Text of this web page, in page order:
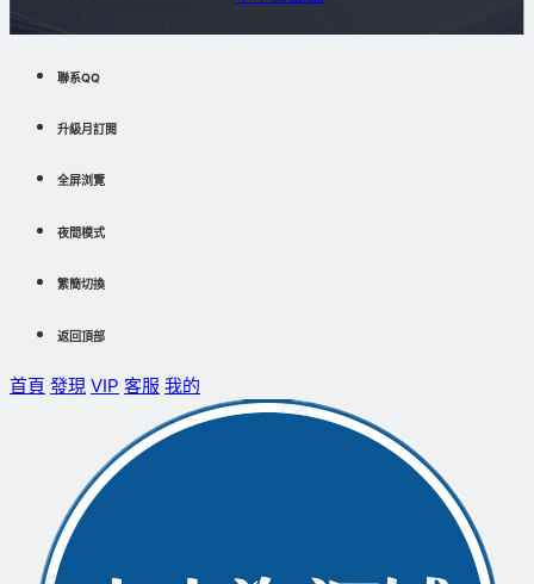
聯系QQ
升級月訂閱
全屏浏覽
夜間模式
繁簡切換
返回頂部
首頁 發現 VIP 客服 我的